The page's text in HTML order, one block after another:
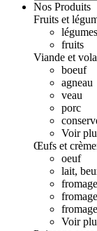
Nos Produits
Fruits et
légumes
fruits
Viande et
boeuf
agneau
veau
porc
Voir
Œufs et
oeuf
lait,
Voir